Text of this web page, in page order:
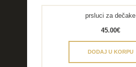
prsluci za dečake
45.00€
DODAJ U KORPU